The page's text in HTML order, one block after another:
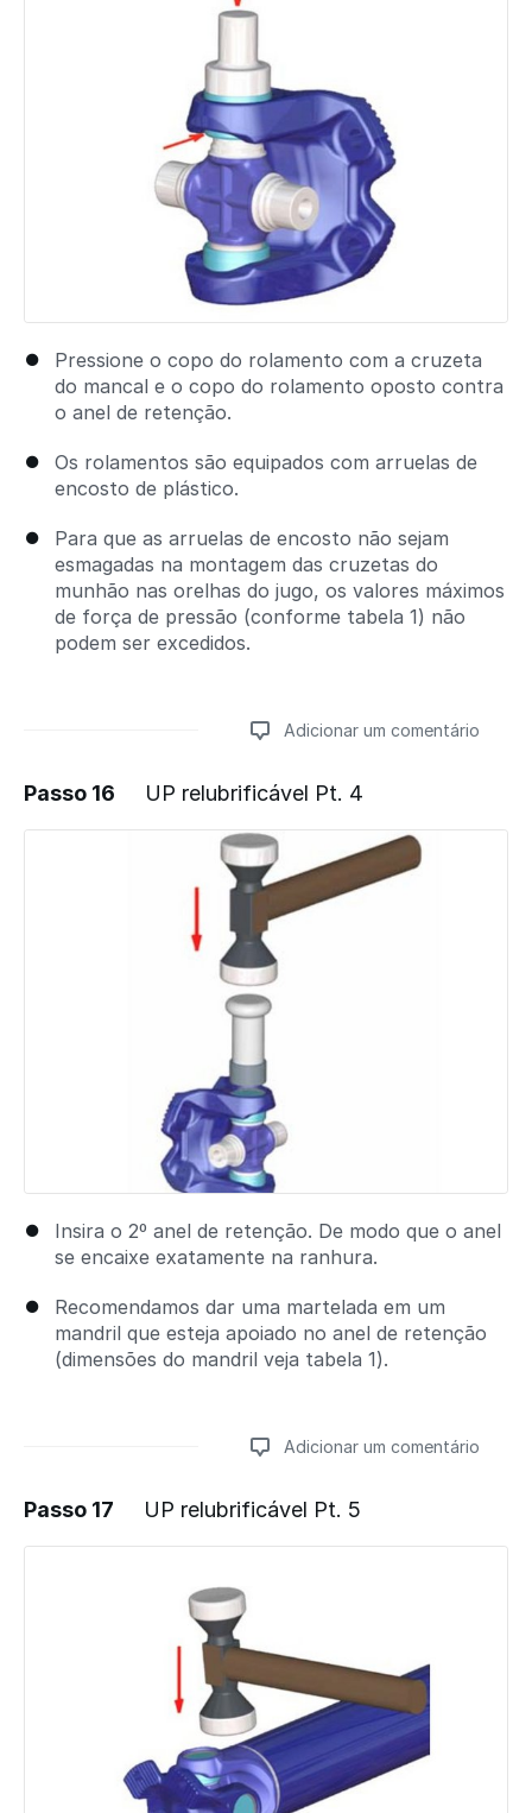
Pressione o copo do rolamento com a cruzeta
do mancal e o copo do rolamento oposto contra
o anel de retenção.
Os rolamentos são equipados com arruelas de
encosto de plástico.
Para que as arruelas de encosto não sejam
esmagadas na montagem das cruzetas do
munhão nas orelhas do jugo, os valores máximos
de força de pressão (conforme tabela 1) não
podem ser excedidos.
Adicionar um comentário
Adicionar um comentário
Passo 16 UP relubrificável Pt. 4
Insira o 2º anel de retenção. De modo que o anel
se encaixe exatamente na ranhura.
Recomendamos dar uma martelada em um
mandril que esteja apoiado no anel de retenção
(dimensões do mandril veja tabela 1).
Adicionar um comentário
Adicionar um comentário
Passo 17 UP relubrificável Pt. 5